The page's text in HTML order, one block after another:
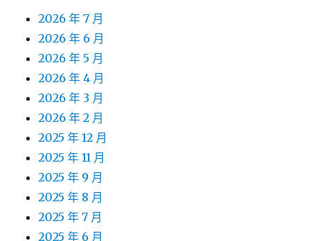
2026 年 7 月
2026 年 6 月
2026 年 5 月
2026 年 4 月
2026 年 3 月
2026 年 2 月
2025 年 12 月
2025 年 11 月
2025 年 9 月
2025 年 8 月
2025 年 7 月
2025 年 6 月